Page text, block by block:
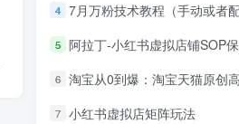
4 7月万粉技术教程（手动或者配
5 阿拉丁-小红书虚拟店铺SOP
6 淘宝从0到爆：淘宝天猫原创高阶
7 小红书虚拟店矩阵玩法